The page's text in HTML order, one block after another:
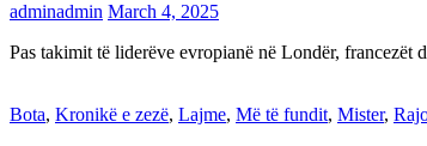
adminadmin March 4, 2025
Pas takimit të liderëve evropianë në Londër,
Bota, Kronikë e zezë, Lajme, Më të fundit, Mister,